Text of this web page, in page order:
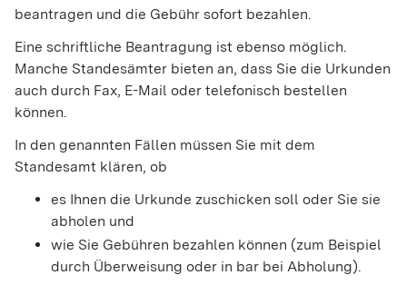
beantragen und die Gebühr sofort bezahlen.
Eine schriftliche Beantragung ist ebenso möglich.
Manche Standesämter bieten an, dass Sie die Urkunden
auch durch Fax, E-Mail oder telefonisch bestellen
können.
In den genannten Fällen müssen Sie mit dem
Standesamt klären, ob
es Ihnen die Urkunde zuschicken soll oder Sie sie
abholen und
wie Sie Gebühren bezahlen können (zum Beispiel
durch Überweisung oder in bar bei Abholung)